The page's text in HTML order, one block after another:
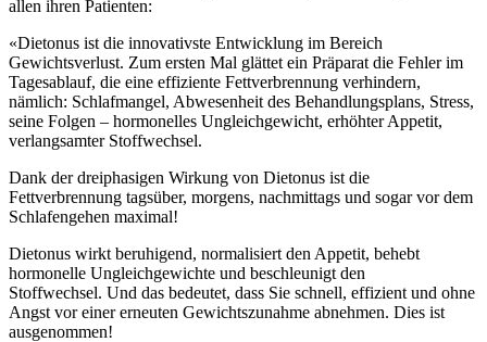
allen ihren Patienten:
«Dietonus ist die innovativste Entwicklung im Bereich
Gewichtsverlust. Zum ersten Mal glättet ein Präparat die Fehler im
Tagesablauf, die eine effiziente Fettverbrennung verhindern,
nämlich: Schlafmangel, Abwesenheit des Behandlungsplans, Stress,
seine Folgen – hormonelles Ungleichgewicht, erhöhter Appetit,
verlangsamter Stoffwechsel.
Dank der dreiphasigen Wirkung von Dietonus ist die
Fettverbrennung tagsüber, morgens, nachmittags und sogar vor dem
Schlafengehen maximal!
Dietonus wirkt beruhigend, normalisiert den Appetit, behebt
hormonelle Ungleichgewichte und beschleunigt den
Stoffwechsel. Und das bedeutet, dass Sie schnell, effizient und ohne
Angst vor einer erneuten Gewichtszunahme abnehmen. Dies ist
ausgenommen!